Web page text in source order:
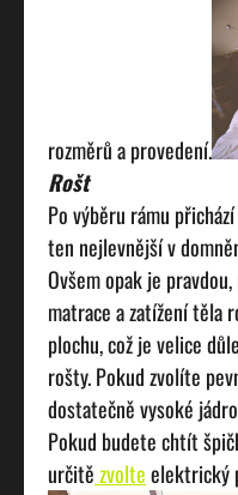
rozměrů a provedení.
Rošt
Po výběru rámu
ten nejlevnější v
Ovšem opak je
matrace a zatížení těla
plochu, což je velice
rošty. Pokud zvolíte
dostatečně vysoké
Pokud budete chtít
určitězvolteelektrický